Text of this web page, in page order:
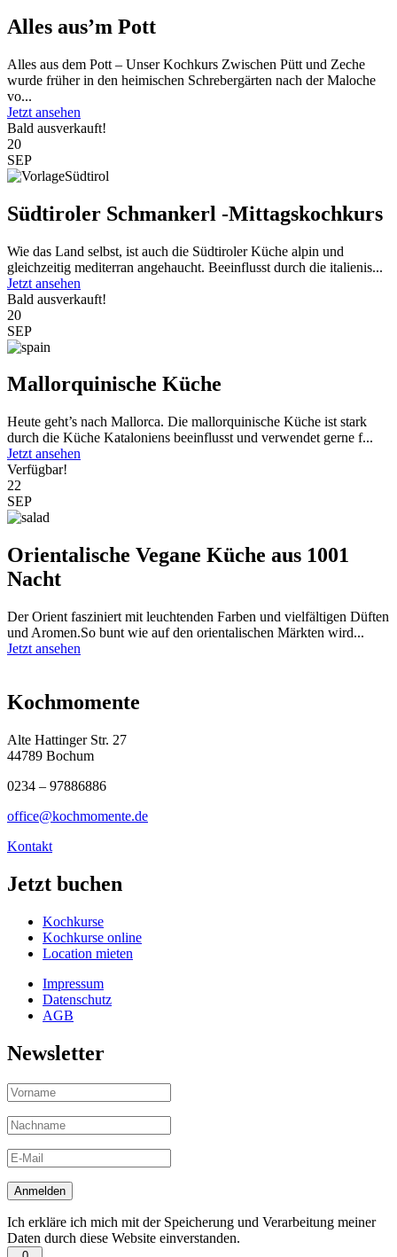
Alles aus’m Pott
Alles aus dem Pott – Unser Kochkurs Zwischen Pütt und Zeche
wurde früher in den heimischen Schrebergärten nach der Maloche
vo...
Jetzt ansehen
Bald ausverkauft!
20
SEP
Südtiroler Schmankerl -Mittagskochkurs
Wie das Land selbst, ist auch die Südtiroler Küche alpin und
gleichzeitig mediterran angehaucht. Beeinflusst durch die italienis...
Jetzt ansehen
Bald ausverkauft!
20
SEP
Mallorquinische Küche
Heute geht’s nach Mallorca. Die mallorquinische Küche ist stark
durch die Küche Kataloniens beeinflusst und verwendet gerne f...
Jetzt ansehen
Verfügbar!
22
SEP
Orientalische Vegane Küche aus 1001
Nacht
Der Orient fasziniert mit leuchtenden Farben und vielfältigen Düften
und Aromen.So bunt wie auf den orientalischen Märkten wird...
Jetzt ansehen
Kochmomente
Alte Hattinger Str. 27
44789 Bochum
0234 – 97886886
office@kochmomente.de
Kontakt
Jetzt buchen
Kochkurse
Kochkurse online
Location mieten
Impressum
Datenschutz
AGB
Newsletter
Ich erkläre ich mich mit der Speicherung und Verarbeitung meiner
Daten durch diese Website einverstanden.